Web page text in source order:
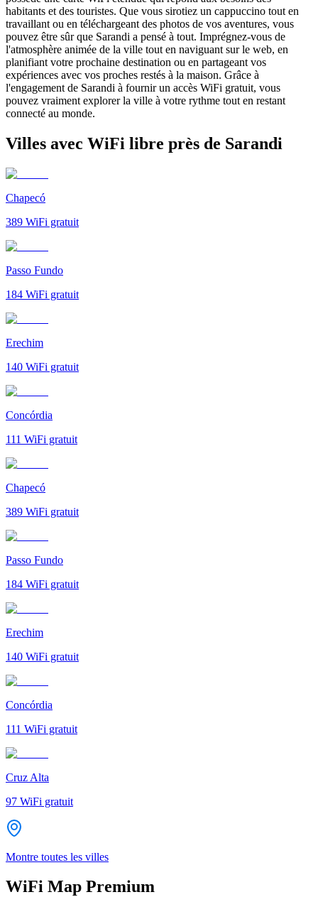
habitants et des touristes. Que vous sirotiez un cappuccino tout en
travaillant ou en téléchargeant des photos de vos aventures, vous
pouvez être sûr que Sarandi a pensé à tout. Imprégnez-vous de
l'atmosphère animée de la ville tout en naviguant sur le web, en
planifiant votre prochaine destination ou en partageant vos
expériences avec vos proches restés à la maison. Grâce à
l'engagement de Sarandi à fournir un accès WiFi gratuit, vous
pouvez vraiment explorer la ville à votre rythme tout en restant
connecté au monde.
Villes avec WiFi libre près de Sarandi
Chapecó
389 WiFi gratuit
Passo Fundo
184 WiFi gratuit
Erechim
140 WiFi gratuit
Concórdia
111 WiFi gratuit
Chapecó
389 WiFi gratuit
Passo Fundo
184 WiFi gratuit
Erechim
140 WiFi gratuit
Concórdia
111 WiFi gratuit
Cruz Alta
97 WiFi gratuit
Montre toutes les villes
WiFi Map Premium